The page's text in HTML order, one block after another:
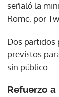
señaló la
Romo, por
Dos partidos
previstos
sin público.
Refuerzo